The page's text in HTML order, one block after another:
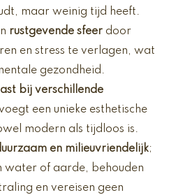
maar weinig tijd heeft.
rustgevende sfeer door
en stress te verlagen, wat
gezondheid.
bij verschillende
een unieke esthetische
modern als tijdloos is.
en milieuvriendelijk;
water of aarde, behouden
en vereisen geen